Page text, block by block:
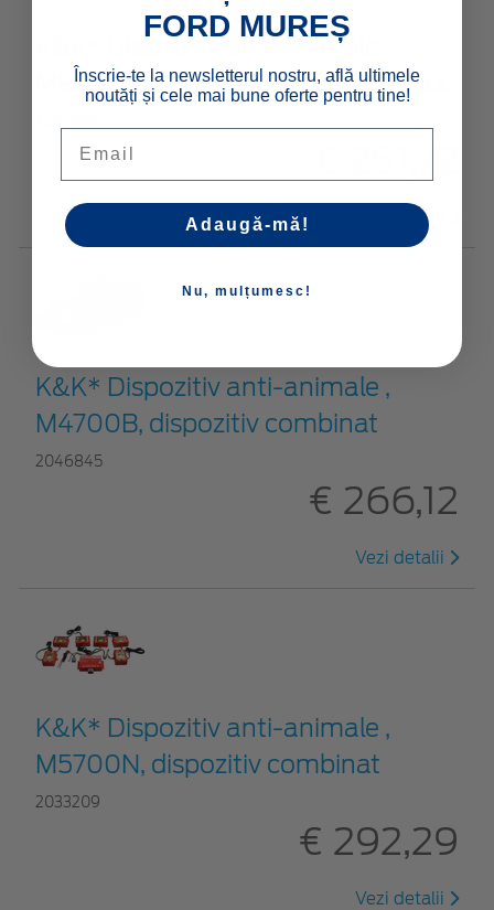
K&K* Dispozitiv anti-animale ,
M9300, cu protecție prin electroșoc
Vezi detalii
K&K* Dispozitiv anti-animale ,
M4700B, dispozitiv combinat
2046845
€ 266,12
Vezi detalii
K&K* Dispozitiv anti-animale ,
M5700N, dispozitiv combinat
2033209
€ 292,29
Vezi detalii
FORD MUREȘ
Înscrie-te la newsletterul nostru, află ultimele
noutăți și cele mai bune oferte pentru tine!
Adaugă-mă!
Nu, mulțumesc!